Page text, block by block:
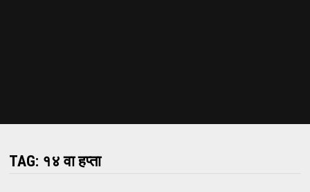
TAG: १४ वा हप्ता